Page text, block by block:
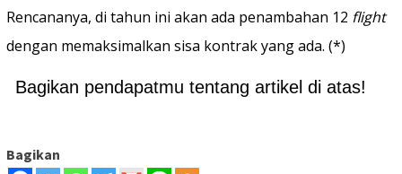
Rencananya, di tahun ini akan ada penambahan 12 flight
dengan memaksimalkan sisa kontrak yang ada. (*)
Bagikan pendapatmu tentang artikel di atas!
Bagikan